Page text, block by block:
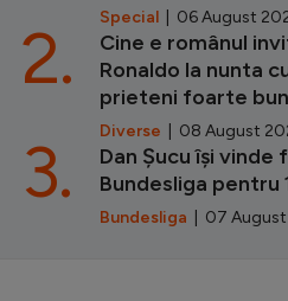
Special | 06 August
Cine e românul
Ronaldo la nunta
prieteni foarte
Diverse | 08 August
2.
Dan Șucu își vinde
Bundesliga
Bundesliga | 07
3.